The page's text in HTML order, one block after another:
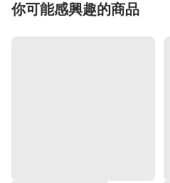
你可能感興趣的商品